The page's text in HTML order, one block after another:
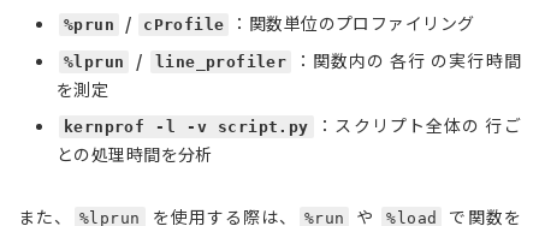
%prun / cProfile ：関数単位のプロファイリング
%lprun / line_profiler
：関数内の 各行 の実行時間
を測定
kernprof -l -v script.py
：スクリプト全体の 行ご
との処理時間を分析
また、 %lprun を使用する際は、 %run や %load
で関数を